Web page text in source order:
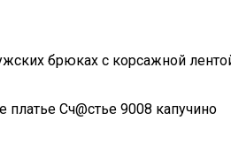
брюках с корсажной
платье Сч@стье 9008 капучино